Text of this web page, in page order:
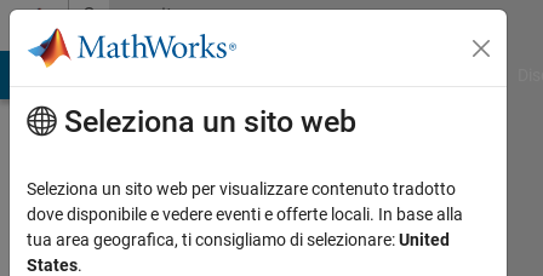
Vai al contenutoCommunity
Profile
Aman
Seleziona un sito web
Seleziona un sito web per visualizzare contenuto tradotto
dove disponibile e vedere eventi e offerte locali. In base alla
tua area geografica, ti consigliamo di selezionare:United
States.